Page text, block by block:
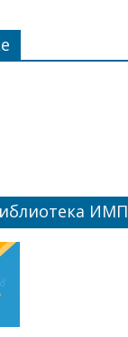
ИМП